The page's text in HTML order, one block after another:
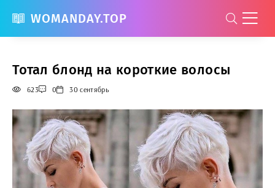
WOMANDAY.TOP
Тотал блонд на короткие волосы
623 0 30 сентябрь